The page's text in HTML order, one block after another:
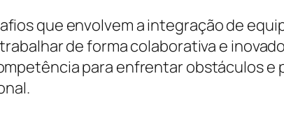
que envolvem a integração de
de forma colaborativa e
para enfrentar obstáculos